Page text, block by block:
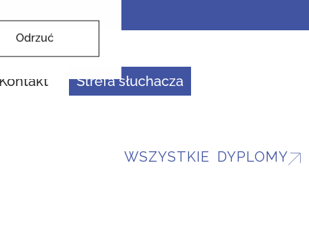
Odrzuć
Strefa słuchacza
WSZYSTKIE DYPLOMY